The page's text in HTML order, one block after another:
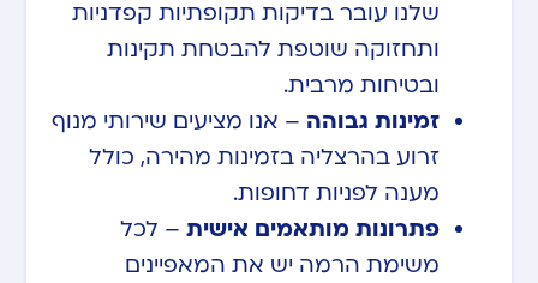
שלנו עובר בדיקות תקופתיות קפדניות
ותחזוקה שוטפת להבטחת תקינות
ובטיחות מרבית.
זמינות גבוהה – אנו מציעים שירותי מנוף
זרוע בהרצליה בזמינות מהירה, כולל
מענה לפניות דחופות.
פתרונות מותאמים אישית – לכל
משימת הרמה יש את המאפיינים